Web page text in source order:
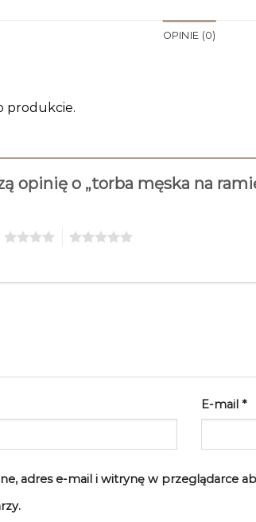
OPINIE (0)
produkcie.
opinię o „torba męska na
E-mail *
adres e-mail i witrynę w przeglądarce